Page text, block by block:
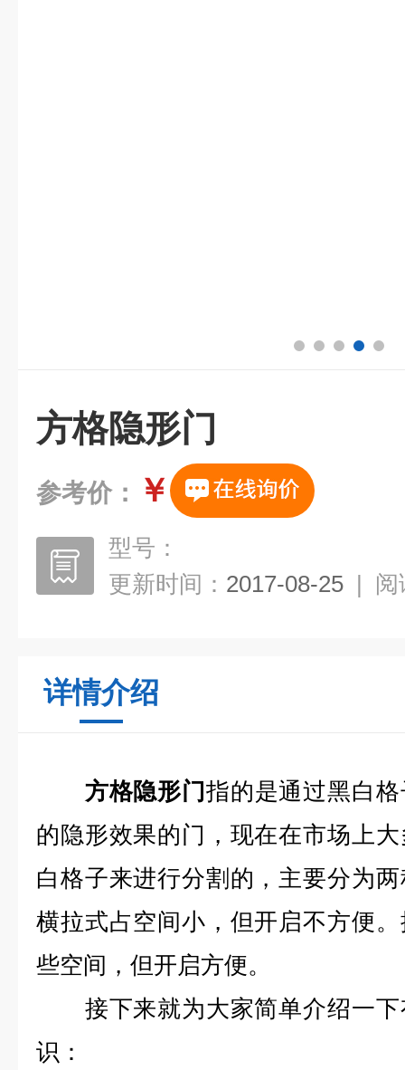
方格隐形门
参考价： ￥
型号：
更新时间： 2017-08-25 | 阅
详情介绍
方格隐形门 指的是通过黑白
的隐形效果的门，现在在市场上
白格子来进行分割的，主要分为
横拉式占空间小，但开启不方便
些空间，但开启方便。
接下来就为大家简单介绍一下
识：